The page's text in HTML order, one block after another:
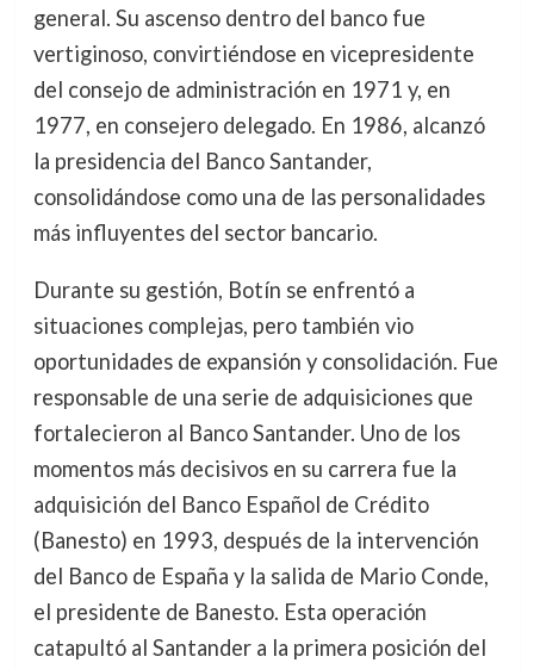
general. Su ascenso dentro del banco fue
vertiginoso, convirtiéndose en vicepresidente
del consejo de administración en 1971 y, en
1977, en consejero delegado. En 1986, alcanzó
la presidencia del Banco Santander,
consolidándose como una de las personalidades
más influyentes del sector bancario.
Durante su gestión, Botín se enfrentó a
situaciones complejas, pero también vio
oportunidades de expansión y consolidación. Fue
responsable de una serie de adquisiciones que
fortalecieron al Banco Santander. Uno de los
momentos más decisivos en su carrera fue la
adquisición del Banco Español de Crédito
(Banesto) en 1993, después de la intervención
del Banco de España y la salida de Mario Conde,
el presidente de Banesto. Esta operación
catapultó al Santander a la primera posición del